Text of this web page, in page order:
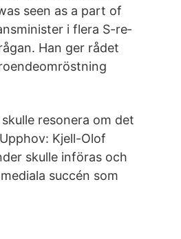
seen as a part of
i flera S-re­
Han ger rådet
resonera om det
Kjell-Olof
skulle införas och
succén som